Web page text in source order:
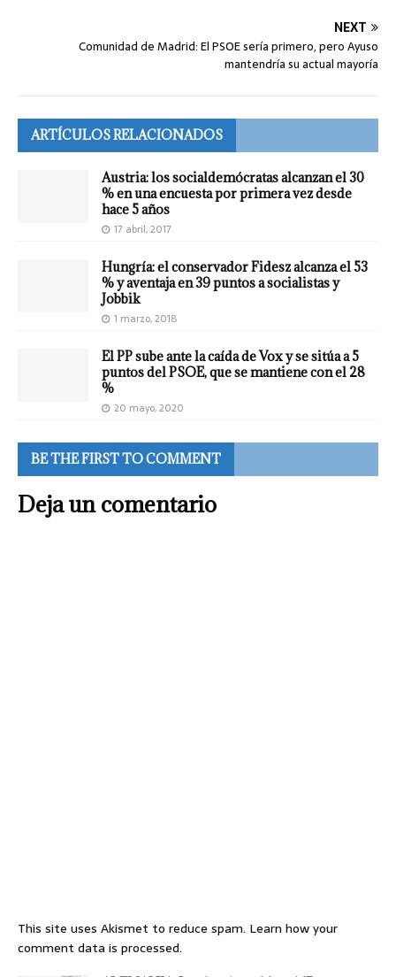
NEXT
Comunidad de Madrid: El PSOE sería primero, pero Ayuso
mantendría su actual mayoría
ARTÍCULOS RELACIONADOS
Austria: los socialdemócratas alcanzan el 30
% en una encuesta por primera vez desde
hace 5 años
17 abril, 2017
Hungría: el conservador Fidesz alcanza el 53
% y aventaja en 39 puntos a socialistas y
Jobbik
1 marzo, 2018
El PP sube ante la caída de Vox y se sitúa a 5
puntos del PSOE, que se mantiene con el 28
%
20 mayo, 2020
BE THE FIRST TO COMMENT
Deja un comentario
This site uses Akismet to reduce spam. Learn how your
comment data is processed.